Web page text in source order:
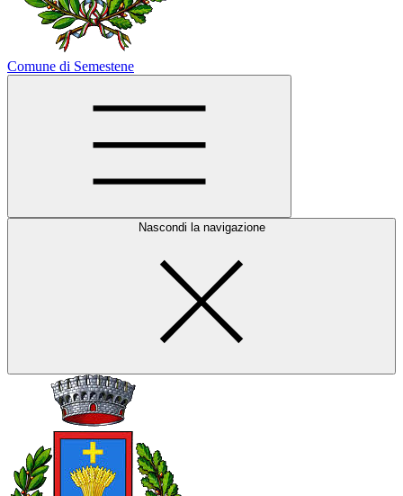
Comune di Semestene
Nascondi la navigazione